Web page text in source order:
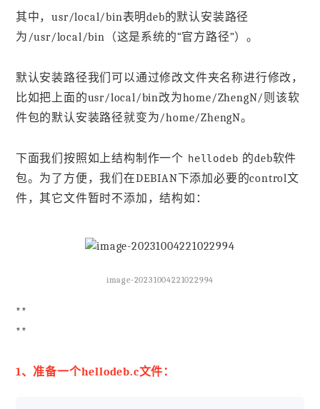
其中，usr/local/bin表明deb的默认安装路径
为/usr/local/bin（这是系统的“官方路径”）。
默认安装路径我们可以通过修改文件夹名称进行修改，
比如把上面的usr/local/bin改为home/ZhengN/则该软
件包的默认安装路径就变为/home/ZhengN。
下面我们按照如上结构制作一个 hellodeb 的deb软件
包。为了方便，我们在DEBIAN下添加必要的control文
件，其它文件暂时不添加，结构如：
image-20231004221022994
**
**
1、准备一个hellodeb.c文件：